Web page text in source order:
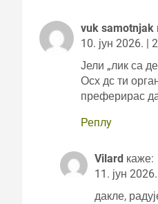
vuk samotnjak
10. јун 2026. |
Јели „лик са
Осх дс ти
преферирас
Реплy
Vilard каже:
11. јун
дакле,